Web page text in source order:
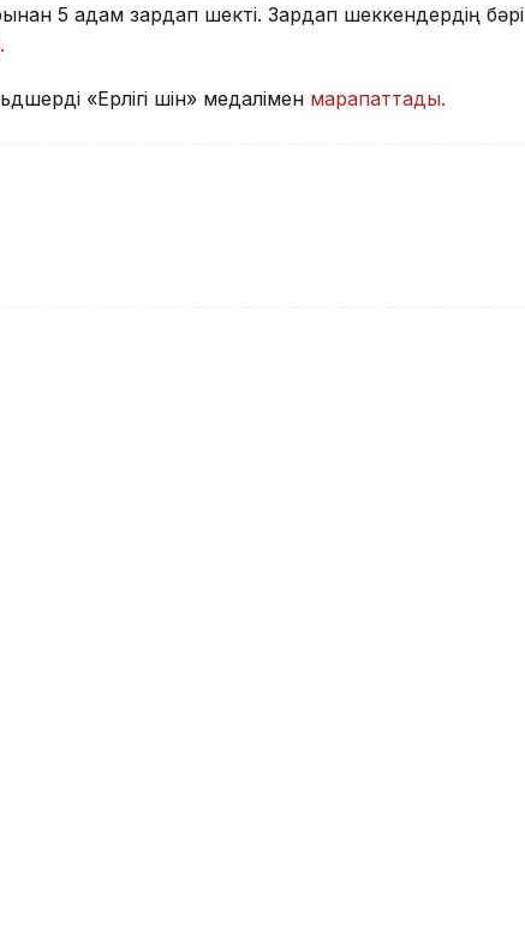
5 адам зардап шекті. Зардап шеккендердің бәрі
«Ерлігі үшін» медалімен марапаттады.